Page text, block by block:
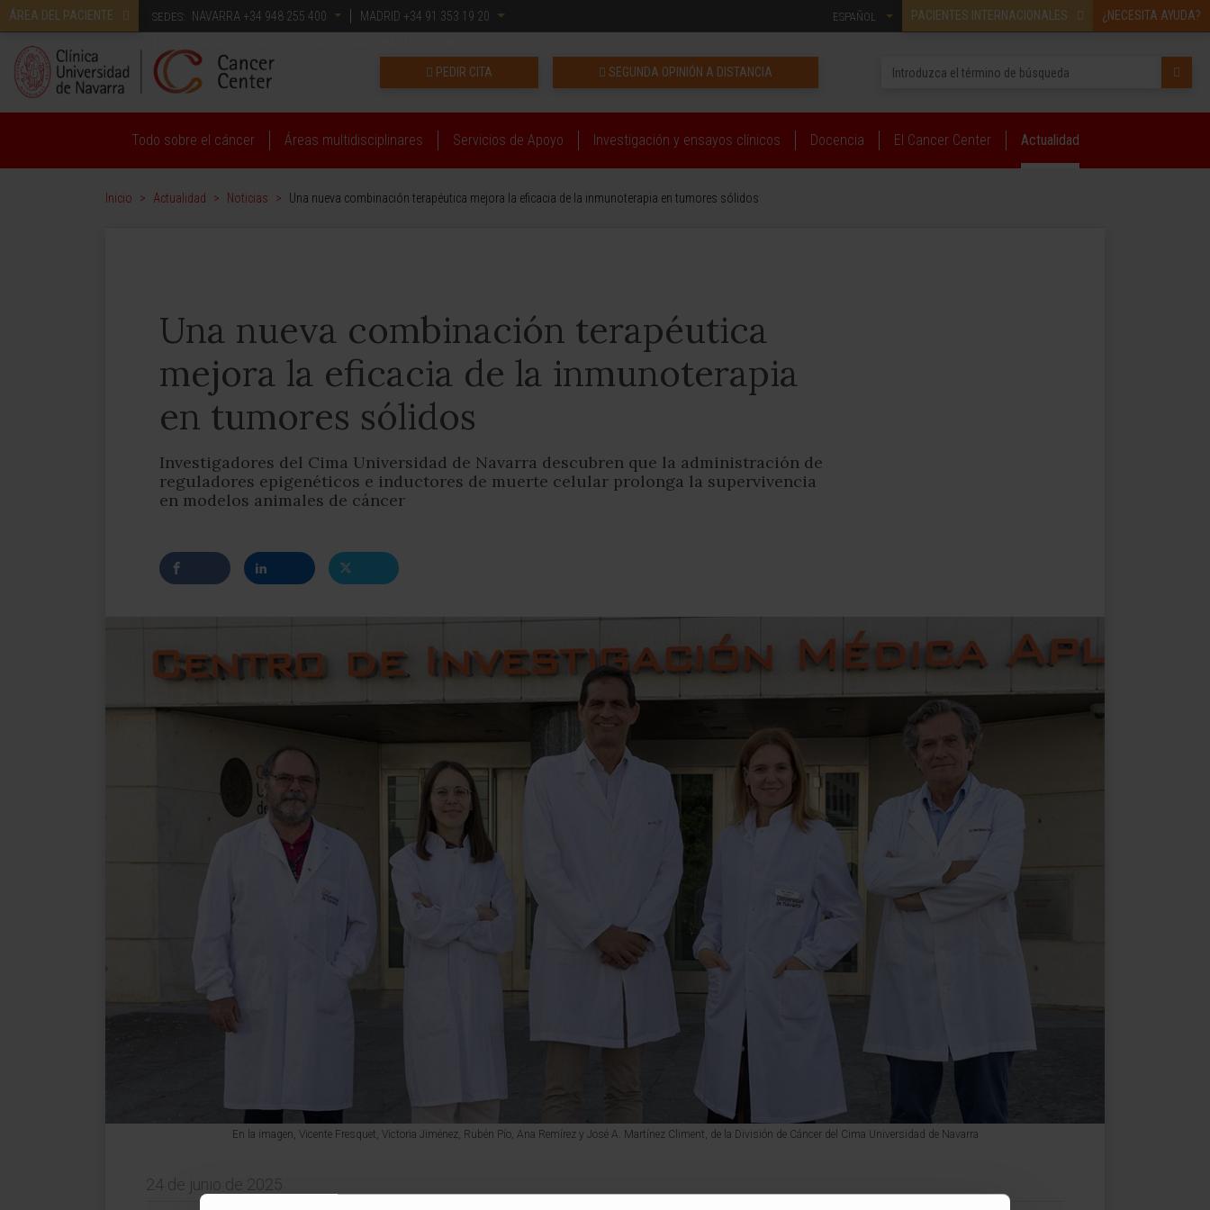
ÁREA DEL PACIENTE SEDES: NAVARRA +34 948 255 400 MADRID +34 91 353 19 20 PACIENTES INTERNACIONALES ¿NECESITA AYUDA?
ESPAÑOL
SEGUNDA OPINIÓN A DISTANCIA
PEDIR CITA
Todo sobre el cáncer Áreas multidisciplinares Servicios de Apoyo Investigación y ensayos clínicos Docencia El Cancer Center Actualidad
Inicio > Actualidad > Noticias > Una nueva combinación terapéutica mejora la eficacia de la inmunoterapia en tumores sólidos
Una nueva combinación terapéutica
mejora la eficacia de la inmunoterapia
en tumores sólidos
Investigadores del Cima Universidad de Navarra descubren que la administración de
reguladores epigenéticos e inductores de muerte celular prolonga la supervivencia
en modelos animales de cáncer
En la imagen, Vicente Fresquet, Victoria Jiménez, Rubén Pío, Ana Remírez y José A. Martínez Climent, de la División de Cáncer del Cima Universidad de Navarra
24 de junio de 2025